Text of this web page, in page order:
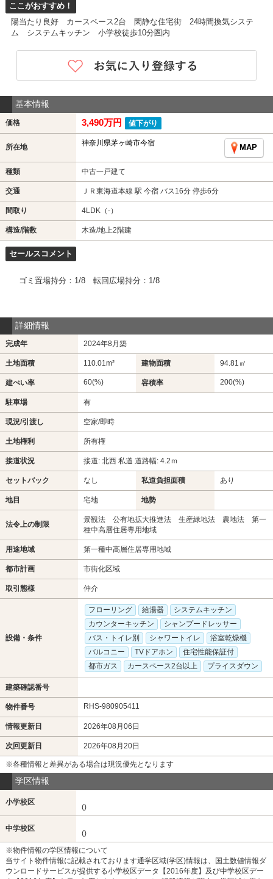
ここがおすすめ！
陽当たり良好 カースペース2台 閑静な住宅街 24時間換気システ
ム システムキッチン 小学校徒歩10分圏内
基本情報
価格 3,490万円 値下がり
所在地 神奈川県茅ヶ崎市今宿
MAP
種類 中古一戸建て
交通 ＪＲ東海道本線 駅 今宿 バス16分 停歩6分
間取り 4LDK（-）
構造/階数 木造/地上2階建
セールスコメント
ゴミ置場持分：1/8 転回広場持分：1/8
詳細情報
完成年 2024年8月築
土地面積 110.01m² 建物面積 94.81㎡
建ぺい率 60(%) 容積率 200(%)
駐車場 有
現況/引渡し 空家/即時
土地権利 所有権
接道状況 接道: 北西 私道 道路幅: 4.2ｍ
セットバック なし 私道負担面積 あり
地目 宅地 地勢
法令上の制限
景観法 公有地拡大推進法 生産緑地法 農地法 第一
種中高層住居専用地域
用途地域 第一種中高層住居専用地域
都市計画 市街化区域
取引態様 仲介
設備・条件
フローリング 給湯器
システムキッチン
カウンターキッチン
シャンプードレッサー
バス・トイレ別
シャワートイレ
浴室乾燥機
バルコニー
TVドアホン
住宅性能保証付
都市ガス
カースペース2台以上 プライスダウン
建築確認番号
物件番号 RHS-980905411
情報更新日 2026年08月06日
次回更新日 2026年08月20日
※各種情報と差異がある場合は現況優先となります
学区情報
小学校区
()
中学校区
()
※物件情報の学区情報について
当サイト物件情報に記載されております通学区域(学区)情報は、国土数値情報ダ
ウンロードサービスが提供する小学校区データ【2016年度】及び中学校区デー